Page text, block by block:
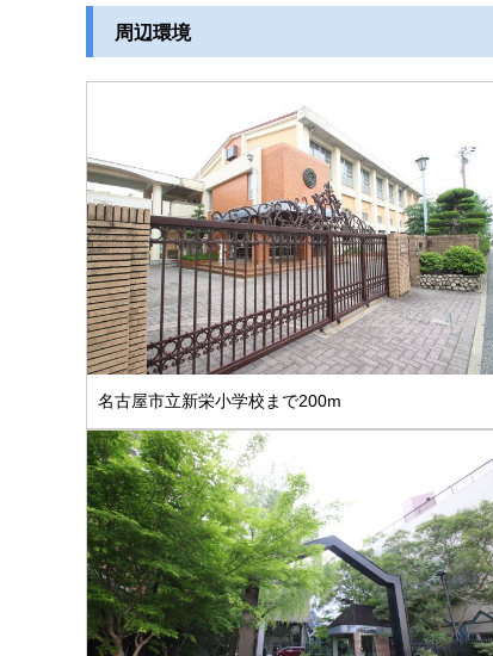
周辺環境
名古屋市立新栄小学校まで200m